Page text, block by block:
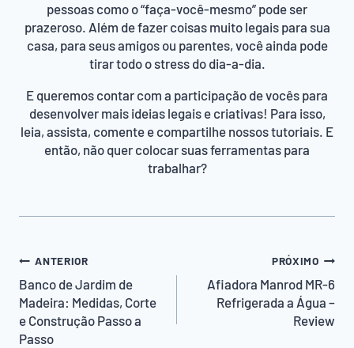
pessoas como o “faça-você-mesmo” pode ser
prazeroso. Além de fazer coisas muito legais para sua
casa, para seus amigos ou parentes, você ainda pode
tirar todo o stress do dia-a-dia.
E queremos contar com a participação de vocês para
desenvolver mais ideias legais e criativas! Para isso,
leia, assista, comente e compartilhe nossos tutoriais. E
então, não quer colocar suas ferramentas para
trabalhar?
Navegação
de
Post
ANTERIOR
Banco de Jardim de
Madeira: Medidas, Corte
e Construção Passo a
Passo
PRÓXIMO
Afiadora Manrod MR-6
Refrigerada a Água –
Review